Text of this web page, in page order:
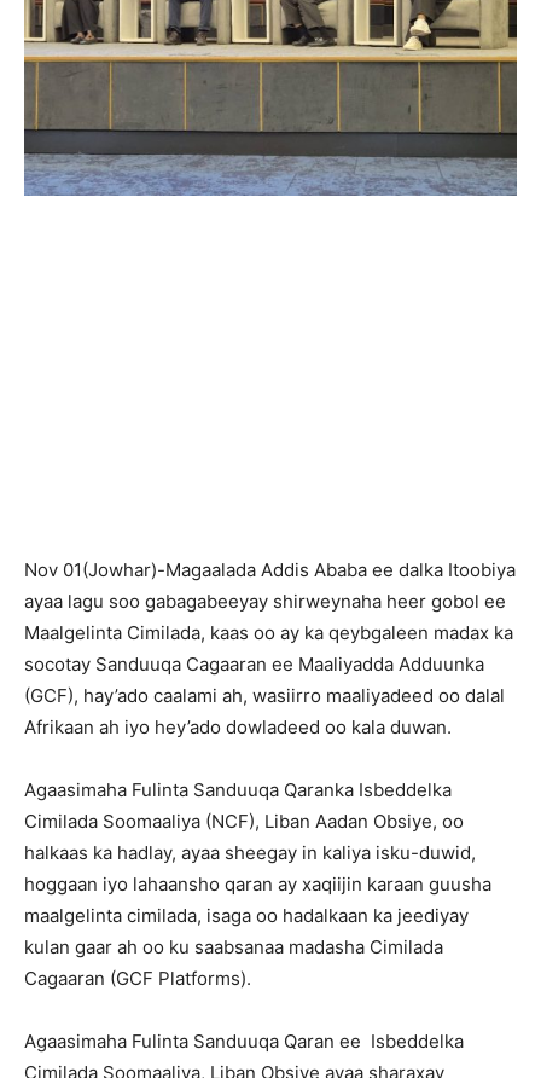
Nov 01(Jowhar)-Magaalada Addis Ababa ee dalka Itoobiya
ayaa lagu soo gabagabeeyay shirweynaha heer gobol ee
Maalgelinta Cimilada, kaas oo ay ka qeybgaleen madax ka
socotay Sanduuqa Cagaaran ee Maaliyadda Adduunka
(GCF), hay’ado caalami ah, wasiirro maaliyadeed oo dalal
Afrikaan ah iyo hey’ado dowladeed oo kala duwan.
Agaasimaha Fulinta Sanduuqa Qaranka Isbeddelka
Cimilada Soomaaliya (NCF), Liban Aadan Obsiye, oo
halkaas ka hadlay, ayaa sheegay in kaliya isku-duwid,
hoggaan iyo lahaansho qaran ay xaqiijin karaan guusha
maalgelinta cimilada, isaga oo hadalkaan ka jeediyay
kulan gaar ah oo ku saabsanaa madasha Cimilada
Cagaaran (GCF Platforms).
Agaasimaha Fulinta Sanduuqa Qaran ee Isbeddelka
Cimilada Soomaaliya, Liban Obsiye ayaa sharaxay